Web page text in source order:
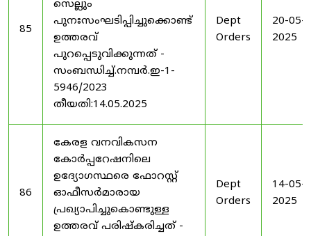
85
സെല്ലും
പുനഃസംഘടിപ്പിച്ചുക്കൊണ്ട്
ഉത്തരവ്
പുറപ്പെടുവിക്കുന്നത് -
സംബന്ധിച്ച്.നമ്പർ.ഇ-1-
5946/2023
തീയതി:14.05.2025
Dept
Orders
20-05-
2025
86
കേരള വനവികസന
കോർപ്പറേഷനിലെ
ഉദ്യോഗസ്ഥരെ ഫോറസ്റ്റ്
ഓഫീസർമാരായ
പ്രഖ്യാപിച്ചുകൊണ്ടുള്ള
ഉത്തരവ് പരിഷ്കരിച്ചത് -
Dept
Orders
14-05-
2025